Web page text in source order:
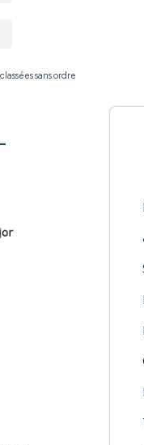
sans ordre